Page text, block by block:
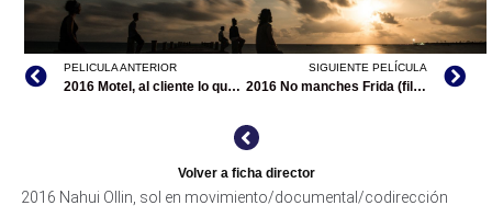
PELICULA ANTERIOR
2016 Motel, al cliente lo que pida
SIGUIENTE PELÍCULA
2016 No manches Frida (filmografía en México)
Volver a ficha director
2016 Nahui Ollin, sol en movimiento/documental/codirección